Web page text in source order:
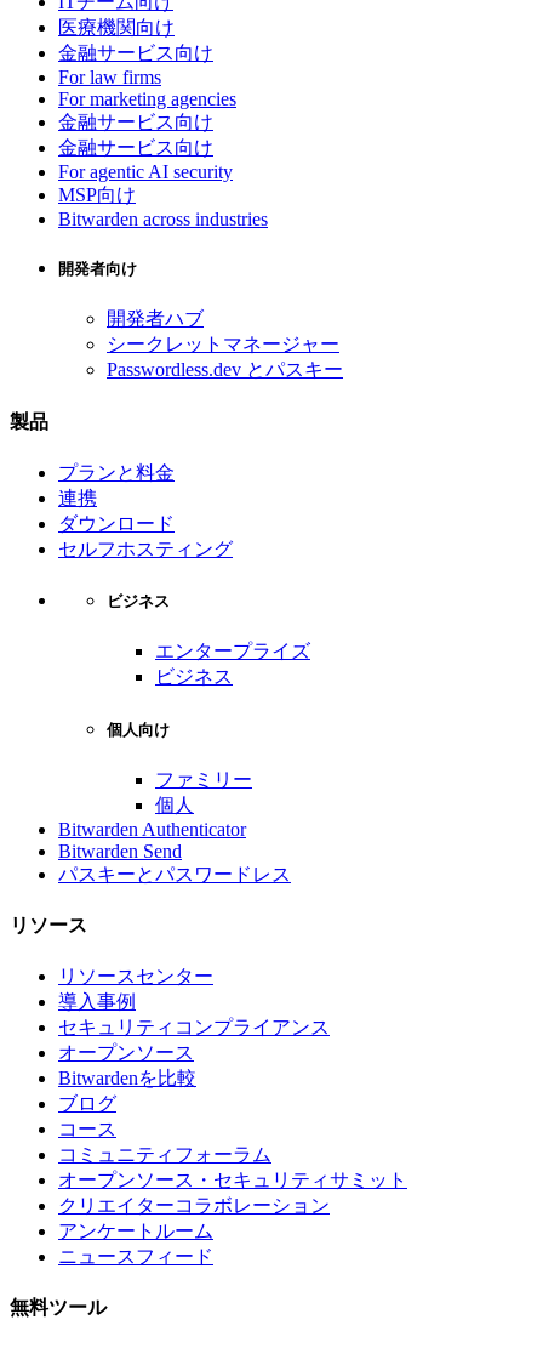
医療機関向け
金融サービス向け
For law firms
For marketing agencies
金融サービス向け
金融サービス向け
For agentic AI security
MSP向け
Bitwarden across industries
開発者向け
開発者ハブ
シークレットマネージャー
Passwordless.dev とパスキー
製品
プランと料金
連携
ダウンロード
セルフホスティング
ビジネス
エンタープライズ
ビジネス
個人向け
ファミリー
個人
Bitwarden Authenticator
Bitwarden Send
パスキーとパスワードレス
リソース
リソースセンター
導入事例
セキュリティコンプライアンス
オープンソース
Bitwardenを比較
ブログ
コース
コミュニティフォーラム
オープンソース・セキュリティサミット
クリエイターコラボレーション
アンケートルーム
ニュースフィード
無料ツール